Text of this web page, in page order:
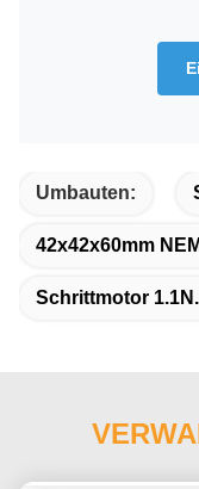
Umbauten:
42x42x60mm
Schrittmotor